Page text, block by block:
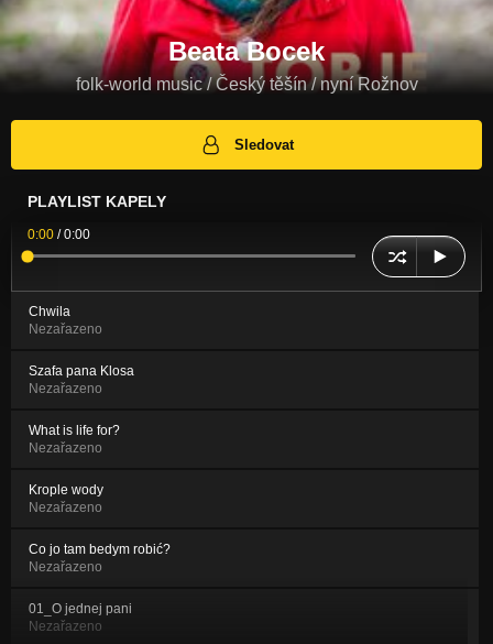
Beata Bocek
folk-world music / Český těšín / nyní Rožnov
Sledovat
PLAYLIST KAPELY
0:00 /0:00
Chwila
Nezařazeno
Szafa pana Klosa
Nezařazeno
What is life for?
Nezařazeno
Krople wody
Nezařazeno
Co jo tam bedym robić?
Nezařazeno
01_O jednej pani
Nezařazeno